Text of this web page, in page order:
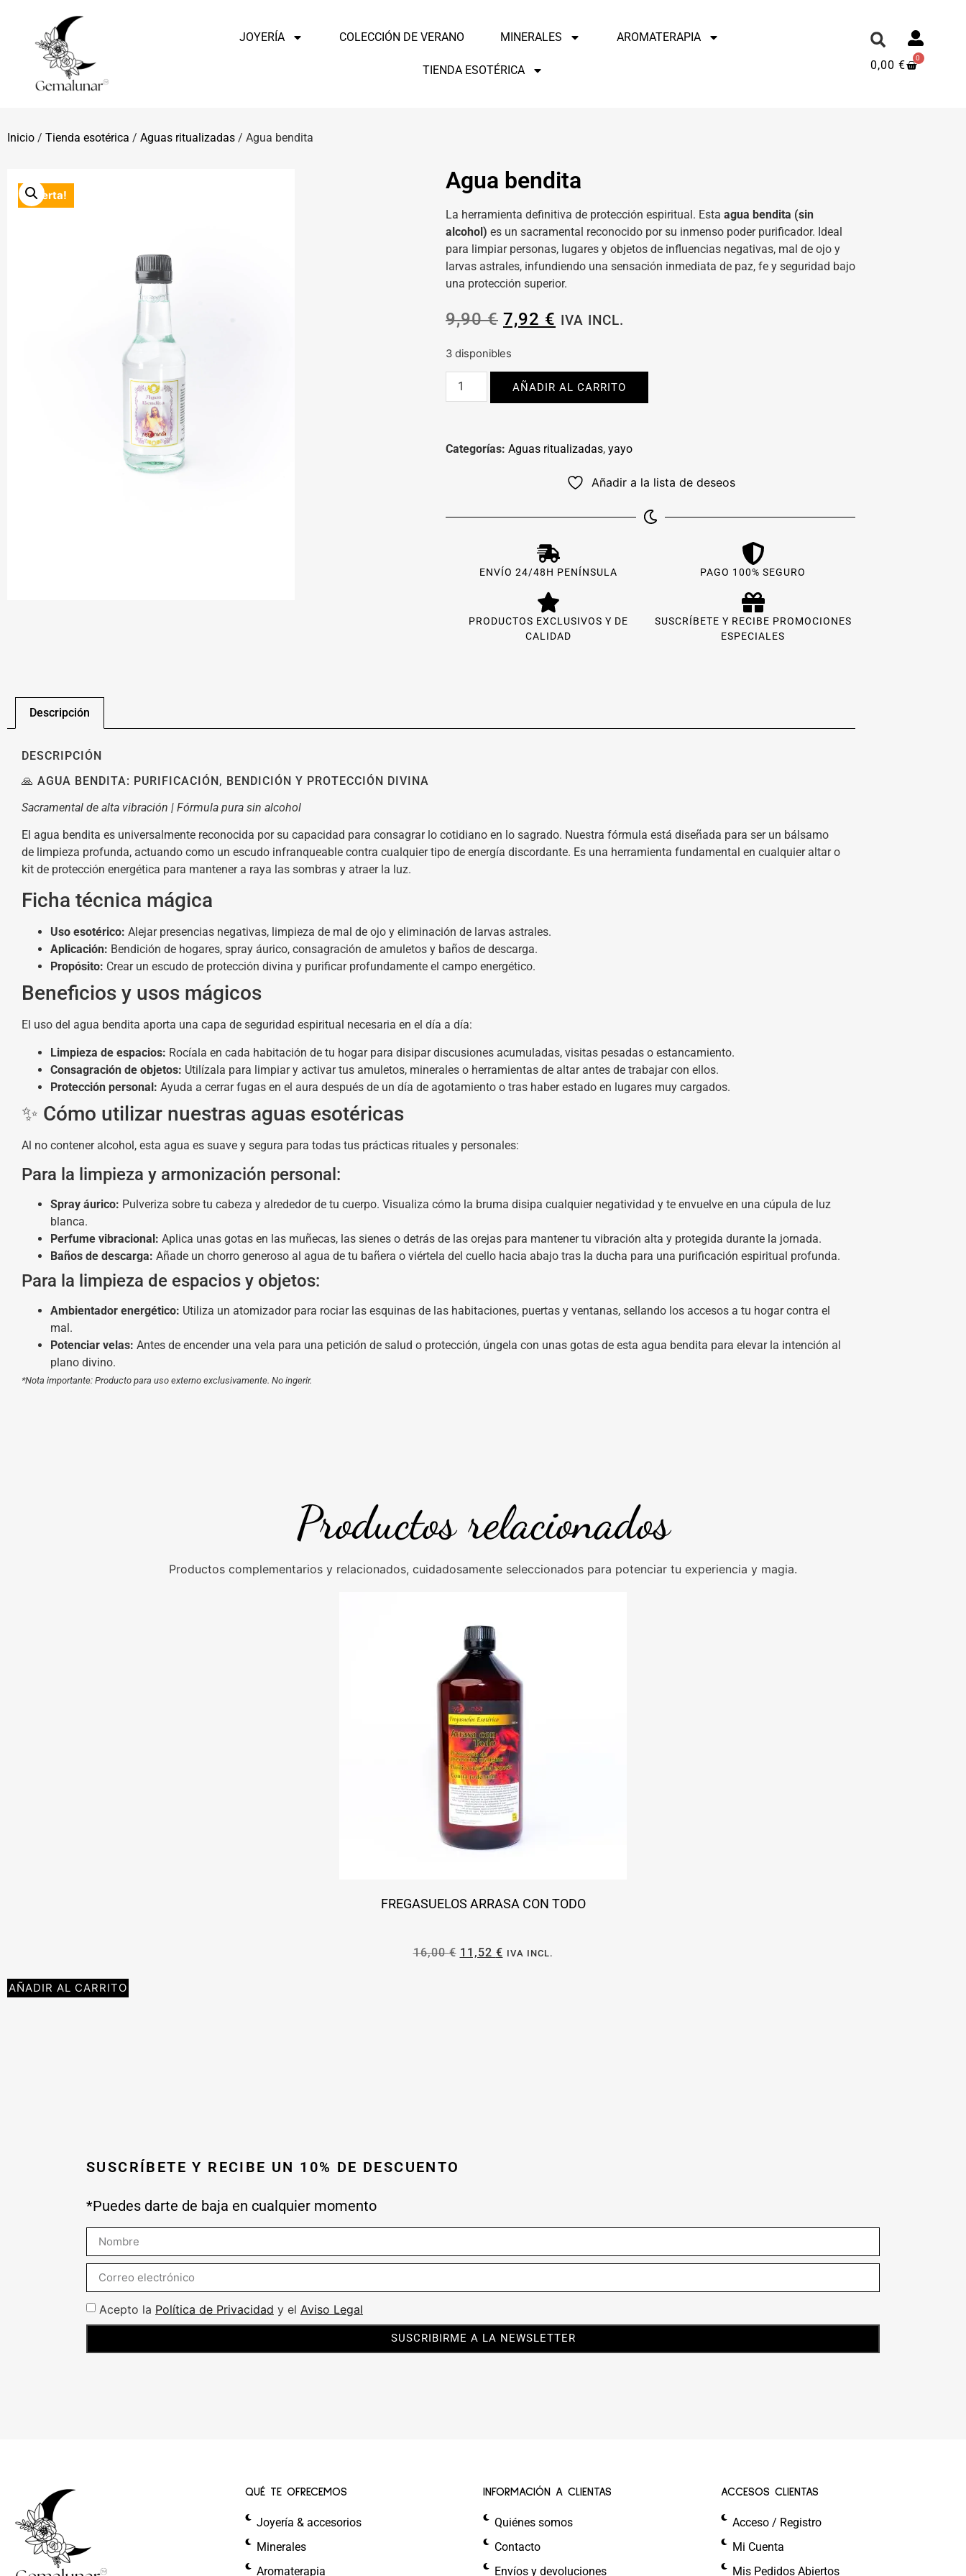
JOYERÍA COLECCIÓN DE VERANO MINERALES AROMATERAPIA
TIENDA ESOTÉRICA 0,00 €
0
Inicio / Tienda esotérica / Aguas ritualizadas / Agua bendita
¡Oferta!
Agua bendita
La herramienta definitiva de protección espiritual. Esta agua bendita (sin
alcohol) es un sacramental reconocido por su inmenso poder purificador. Ideal
para limpiar personas, lugares y objetos de influencias negativas, mal de ojo y
larvas astrales, infundiendo una sensación inmediata de paz, fe y seguridad bajo
una protección superior.
9,90€ 7,92 € IVA INCL.
3 disponibles
AÑADIR AL CARRITO
Categorías: Aguas ritualizadas, yayo
Añadir a la lista de deseos
ENVÍO 24/48H PENÍNSULA PAGO 100% SEGURO
PRODUCTOS EXCLUSIVOS Y DE
CALIDAD
SUSCRÍBETE Y RECIBE PROMOCIONES
ESPECIALES
Descripción
DESCRIPCIÓN
🙏 AGUA BENDITA: PURIFICACIÓN, BENDICIÓN Y PROTECCIÓN DIVINA
Sacramental de alta vibración | Fórmula pura sin alcohol
El agua bendita es universalmente reconocida por su capacidad para consagrar lo cotidiano en lo sagrado. Nuestra fórmula está diseñada para ser un bálsamo
de limpieza profunda, actuando como un escudo infranqueable contra cualquier tipo de energía discordante. Es una herramienta fundamental en cualquier altar o
kit de protección energética para mantener a raya las sombras y atraer la luz.
Ficha técnica mágica
Uso esotérico: Alejar presencias negativas, limpieza de mal de ojo y eliminación de larvas astrales.
Aplicación: Bendición de hogares, spray áurico, consagración de amuletos y baños de descarga.
Propósito: Crear un escudo de protección divina y purificar profundamente el campo energético.
Beneficios y usos mágicos
El uso del agua bendita aporta una capa de seguridad espiritual necesaria en el día a día:
Limpieza de espacios: Rocíala en cada habitación de tu hogar para disipar discusiones acumuladas, visitas pesadas o estancamiento.
Consagración de objetos: Utilízala para limpiar y activar tus amuletos, minerales o herramientas de altar antes de trabajar con ellos.
Protección personal: Ayuda a cerrar fugas en el aura después de un día de agotamiento o tras haber estado en lugares muy cargados.
✨ Cómo utilizar nuestras aguas esotéricas
Al no contener alcohol, esta agua es suave y segura para todas tus prácticas rituales y personales:
Para la limpieza y armonización personal:
Spray áurico: Pulveriza sobre tu cabeza y alrededor de tu cuerpo. Visualiza cómo la bruma disipa cualquier negatividad y te envuelve en una cúpula de luz
blanca.
Perfume vibracional: Aplica unas gotas en las muñecas, las sienes o detrás de las orejas para mantener tu vibración alta y protegida durante la jornada.
Baños de descarga: Añade un chorro generoso al agua de tu bañera o viértela del cuello hacia abajo tras la ducha para una purificación espiritual profunda.
Para la limpieza de espacios y objetos:
Ambientador energético: Utiliza un atomizador para rociar las esquinas de las habitaciones, puertas y ventanas, sellando los accesos a tu hogar contra el
mal.
Potenciar velas: Antes de encender una vela para una petición de salud o protección, úngela con unas gotas de esta agua bendita para elevar la intención al
plano divino.
*Nota importante: Producto para uso externo exclusivamente. No ingerir.
Productos relacionados
Productos complementarios y relacionados, cuidadosamente seleccionados para potenciar tu experiencia y magia.
FREGASUELOS ARRASA CON TODO
16,00€ 11,52 € IVA INCL.
AÑADIR AL CARRITO
SUSCRÍBETE Y RECIBE UN 10% DE DESCUENTO
*Puedes darte de baja en cualquier momento
Acepto la Política de Privacidad y el Aviso Legal
SUSCRIBIRME A LA NEWSLETTER
QUÉ TE OFRECEMOS
Joyería & accesorios
Minerales
Aromaterapia
INFORMACIÓN A CLIENTAS
Quiénes somos
Contacto
Envíos y devoluciones
ACCESOS CLIENTAS
Acceso / Registro
Mi Cuenta
Mis Pedidos Abiertos